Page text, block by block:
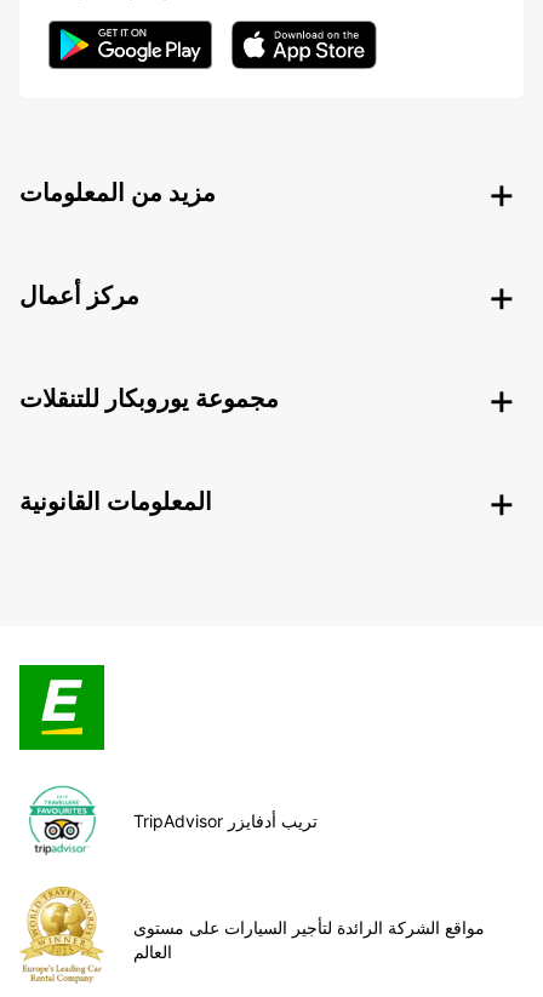
مزيد من المعلومات
مركز أعمال
مجموعة يوروبكار للتنقلات
المعلومات القانونية
TripAdvisor تريب أدفايزر
مواقع الشركة الرائدة لتأجير السيارات على مستوى
العالم